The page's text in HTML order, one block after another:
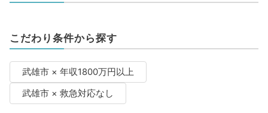
こだわり条件から探す
武雄市 × 年収1800万円以上
武雄市 × 救急対応なし